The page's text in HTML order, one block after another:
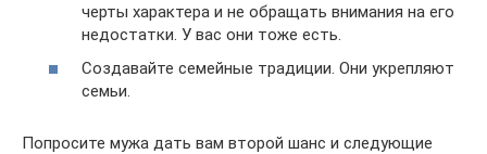
черты характера и не обращать внимания на его
недостатки. У вас они тоже есть.
Создавайте семейные традиции. Они укрепляют
семьи.
Попросите мужа дать вам второй шанс и следующие